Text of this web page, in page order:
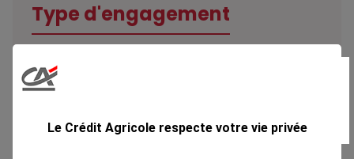
Type d'engagement
Le Crédit Agricole respecte votre vie privée